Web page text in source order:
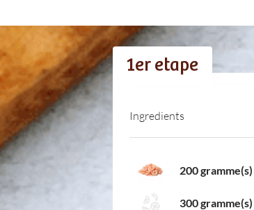
1er etape
Ingredients
200 gramme(s)
300 gramme(s)